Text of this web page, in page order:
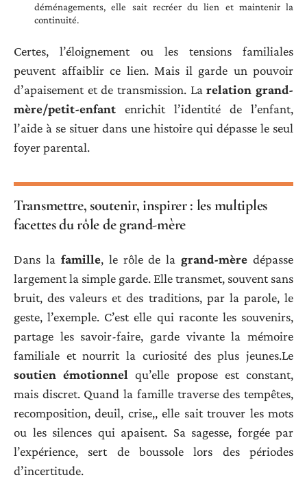
déménagements, elle sait recréer du lien et maintenir la
continuité.
Certes, l’éloignement ou les tensions familiales
peuvent affaiblir ce lien. Mais il garde un pouvoir
d’apaisement et de transmission. Larelation grand-
mère/petit-enfant enrichit l’identité de l’enfant,
l’aide à se situer dans une histoire qui dépasse le seul
foyer parental.
Transmettre, soutenir, inspirer : les multiples
facettes du rôle de grand-mère
Dans la famille, le rôle de lagrand-mère dépasse
largement la simple garde. Elle transmet, souvent sans
bruit, des valeurs et des traditions, par la parole, le
geste, l’exemple. C’est elle qui raconte les souvenirs,
partage les savoir-faire, garde vivante la mémoire
familiale et nourrit la curiosité des plus jeunes.Le
soutien émotionnel qu’elle propose est constant,
mais discret. Quand la famille traverse des tempêtes,
recomposition, deuil, crise,, elle sait trouver les mots
ou les silences qui apaisent. Sa sagesse, forgée par
l’expérience, sert de boussole lors des périodes
d’incertitude.